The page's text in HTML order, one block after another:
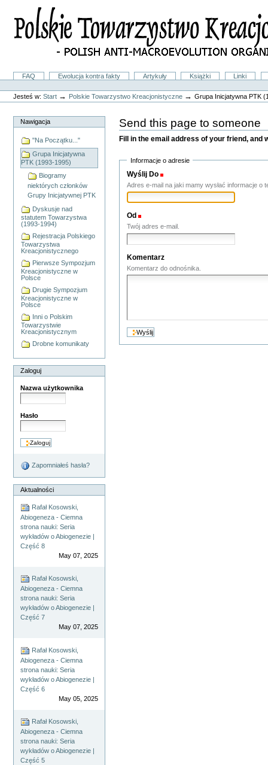
skróty
nawigacji
FAQ Ewolucja kontra fakty Artykuły Książki
Linki
Narzędzia
osobiste
Jesteś w: Start → Polskie Towarzystwo Kreacjonistyczne →Grupa Inicjatywna PTK
Nawigacja
"Na Początku..."
Grupa Inicjatywna
PTK (1993-1995)
Biogramy
niektórych członków
Grupy Inicjatywnej PTK
Dyskusje nad
statutem Towarzystwa
(1993-1994)
Rejestracja Polskiego
Towarzystwa
Kreacjonistycznego
Pierwsze Sympozjum
Kreacjonistyczne w
Polsce
Drugie Sympozjum
Kreacjonistyczne w
Polsce
Inni o Polskim
Towarzystwie
Kreacjonistycznym
Drobne komunikaty
Zaloguj
Nazwa użytkownika
Hasło
Zapomniałeś hasła?
Aktualności
Rafał Kosowski,
Abiogeneza - Ciemna
strona nauki: Seria
wykładów o Abiogenezie |
Część 8
May 07, 2025
Rafał Kosowski,
Abiogeneza - Ciemna
strona nauki: Seria
wykładów o Abiogenezie |
Część 7
May 07, 2025
Rafał Kosowski,
Abiogeneza - Ciemna
strona nauki: Seria
wykładów o Abiogenezie |
Część 6
May 05, 2025
Rafał Kosowski,
Abiogeneza - Ciemna
strona nauki: Seria
wykładów o Abiogenezie |
Część 5
Send this page to someone
Fill in the email address of your friend, and
Informacje o adresie
Wyślij Do
Adres e-mail na jaki mamy wysłać informacje o
Od
Twój adres e-mail.
Komentarz
Komentarz do odnośnika.